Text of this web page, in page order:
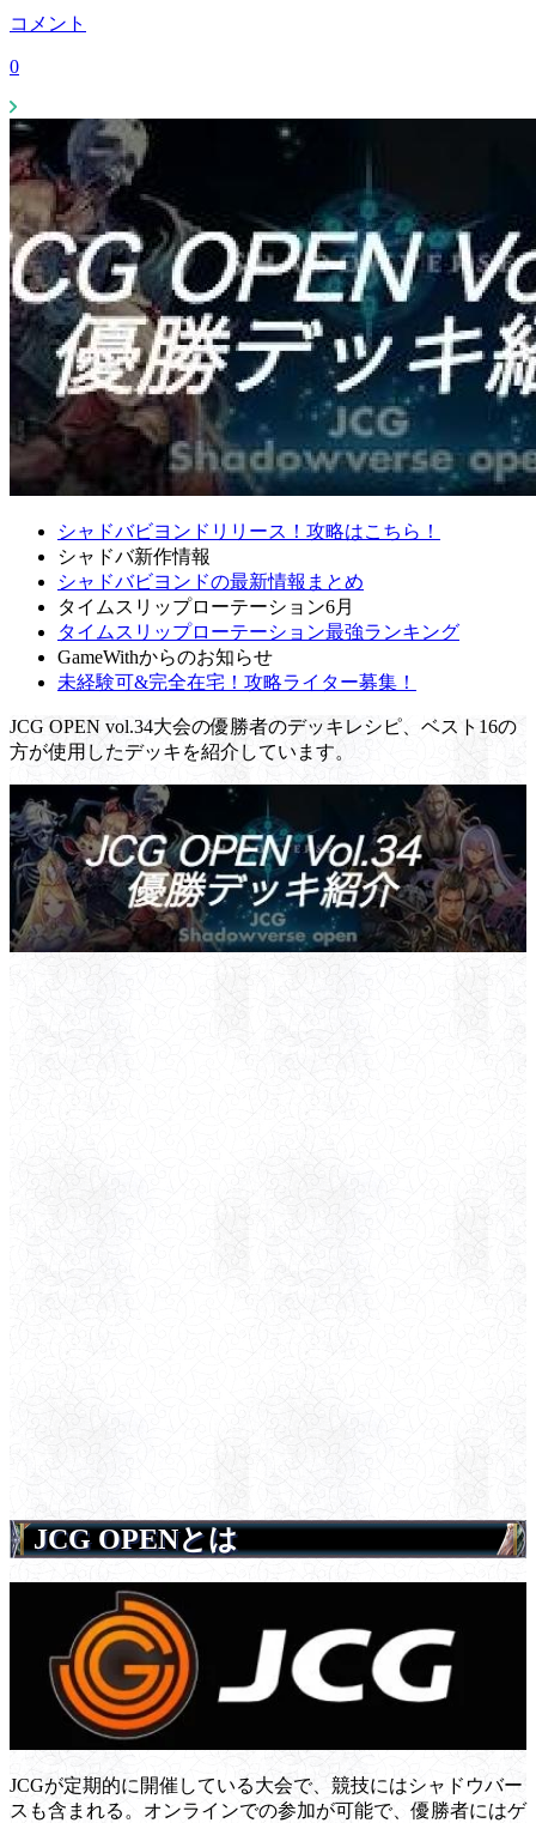
コメント
0
シャドバビヨンドリリース！攻略はこちら！
シャドバ新作情報
シャドバビヨンドの最新情報まとめ
タイムスリップローテーション6月
タイムスリップローテーション最強ランキング
GameWithからのお知らせ
未経験可&完全在宅！攻略ライター募集！
JCG OPEN vol.34大会の優勝者のデッキレシピ、ベスト16の
方が使用したデッキを紹介しています。
JCG OPENとは
JCGが定期的に開催している大会で、競技にはシャドウバー
スも含まれる。オンラインでの参加が可能で、優勝者にはゲ